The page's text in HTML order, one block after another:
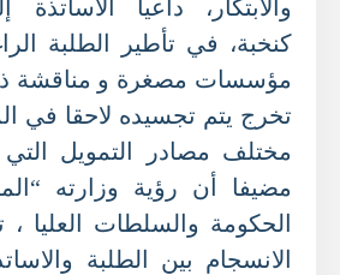
والابتكار، داعيا الأساتذة
كنخبة، في تأطير الطلبة
مؤسسات مصغرة و مناقشة
تخرج يتم تجسيده لاحقا في
مختلف مصادر التمويل التي
مضيفا أن رؤية وزارته
الحكومة والسلطات العليا ،
الانسجام بين الطلبة